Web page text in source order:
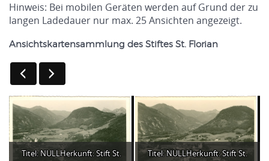
Hinweis: Bei mobilen Geräten werden auf Grund der zu
langen Ladedauer nur max. 25 Ansichten angezeigt.
Ansichtskartensammlung des Stiftes St. Florian
Titel: NULLHerkunft: Stift St.
Titel: NULLHerkunft: Stift St.